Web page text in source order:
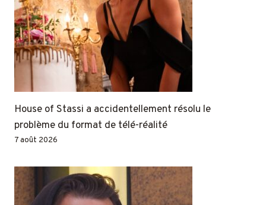
House of Stassi a accidentellement résolu le
problème du format de télé-réalité
7 août 2026